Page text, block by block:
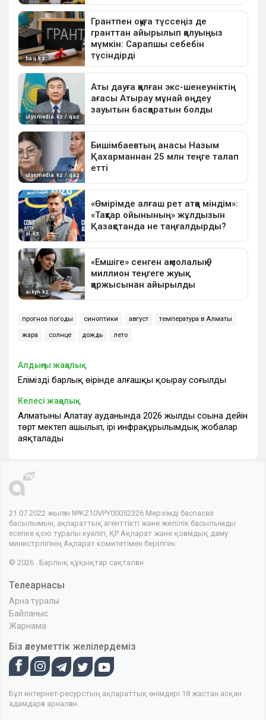
прогноз погоды синоптики август температура в Алматы
жара солнце дождь лето
Алдыңғы жаңалық
Еліміздің барлық өңірінде алғашқы қоңырау соғылды
Келесі жаңалық
Алматының Алатау ауданында 2026 жылдың соңына дейін
төрт мектеп ашылып, ірі инфрақұрылымдық жобалар
аяқталады
21.07.2022 жылғы №KZ10VPY00052326 Мерзімді баспасөз
басылымын, ақпараттық агенттікті және желілік басылымды
есепке қою туралы куәлігі, ҚР Ақпарат және қоғамдық даму
министрлігінің Ақпарат комитетімен берілген.
© 2026 . Барлық құқықтар сақталған
Телеарнасы
Арна туралы
Байланыс
Жарнама
Біз әлеуметтік желілердеміз
Бұл интернет-ресурстың ақпараттық өнімдері 18 жастан асқан
адамдарға арналған.